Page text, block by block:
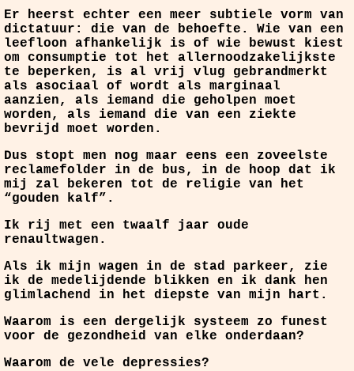
Er heerst echter een meer subtiele vorm van
dictatuur: die van de behoefte. Wie van een
leefloon afhankelijk is of wie bewust kiest
om consumptie tot het allernoodzakelijkste
te beperken, is al vrij vlug gebrandmerkt
als asociaal of wordt als marginaal
aanzien, als iemand die geholpen moet
worden, als iemand die van een ziekte
bevrijd moet worden.
Dus stopt men nog maar eens een zoveelste
reclamefolder in de bus, in de hoop dat ik
mij zal bekeren tot de religie van het
“gouden kalf”.
Ik rij met een twaalf jaar oude
renaultwagen.
Als ik mijn wagen in de stad parkeer, zie
ik de medelijdende blikken en ik dank hen
glimlachend in het diepste van mijn hart.
Waarom is een dergelijk systeem zo funest
voor de gezondheid van elke onderdaan?
Waarom de vele depressies?